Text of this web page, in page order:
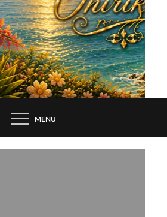
MENU